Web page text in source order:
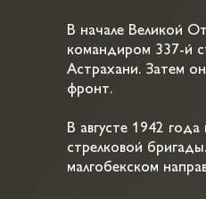
В начале Великой
командиром 337-й
Астрахани. Затем
фронт.
В августе 1942
стрелковой
малгобекском